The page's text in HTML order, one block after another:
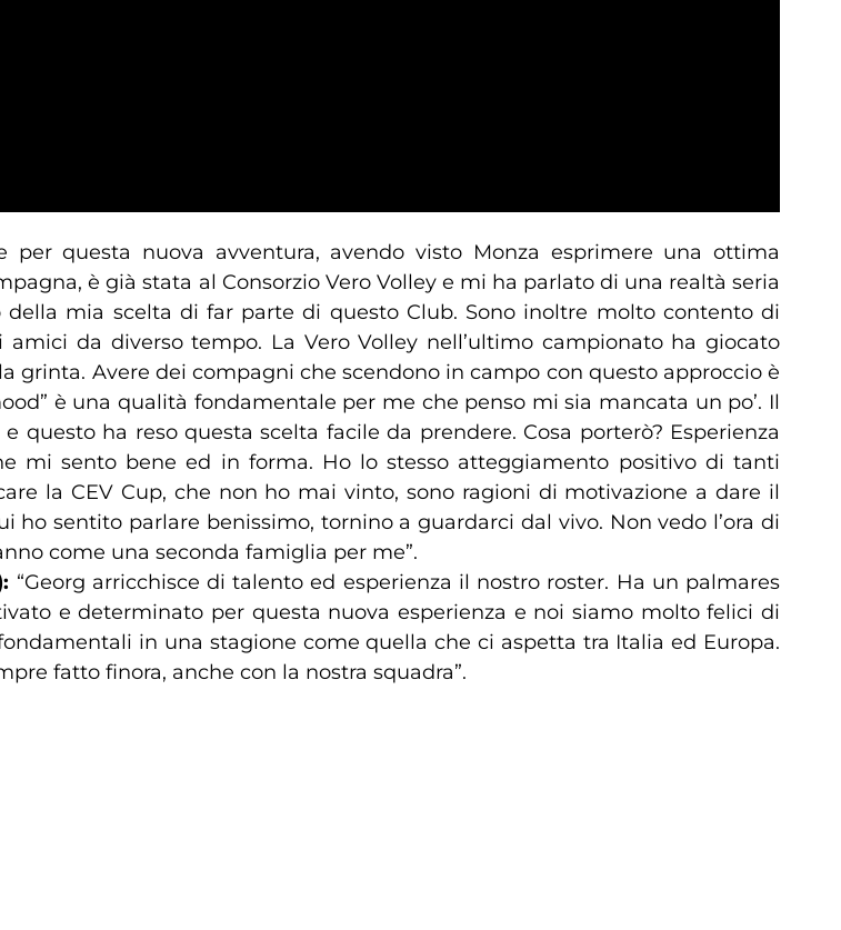
per questa nuova avventura, avendo visto Monza esprimere una ottima
è già stata al Consorzio Vero Volley e mi ha parlato di una realtà seria
mia scelta di far parte di questo Club. Sono inoltre molto contento di
da diverso tempo. La Vero Volley nell’ultimo campionato ha giocato
grinta. Avere dei compagni che scendono in campo con questo approccio è
è una qualità fondamentale per me che penso mi sia mancata un po’. Il
questo ha reso questa scelta facile da prendere. Cosa porterò? Esperienza
mi sento bene ed in forma. Ho lo stesso atteggiamento positivo di tanti
la CEV Cup, che non ho mai vinto, sono ragioni di motivazione a dare il
ho sentito parlare benissimo, tornino a guardarci dal vivo. Non vedo l’ora di
come una seconda famiglia per me”.
“Georg arricchisce di talento ed esperienza il nostro roster. Ha un palmares
e determinato per questa nuova esperienza e noi siamo molto felici di
in una stagione come quella che ci aspetta tra Italia ed Europa.
fatto finora, anche con la nostra squadra”.